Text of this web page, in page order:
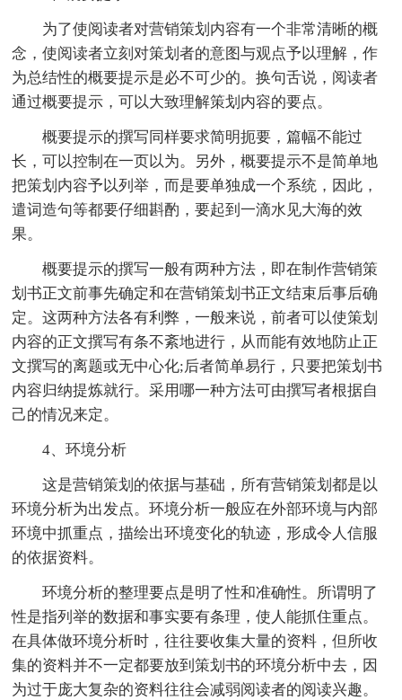
为了使阅读者对营销策划内容有一个非常清晰的概
念，使阅读者立刻对策划者的意图与观点予以理解，作
为总结性的概要提示是必不可少的。换句舌说，阅读者
通过概要提示，可以大致理解策划内容的要点。
概要提示的撰写同样要求简明扼要，篇幅不能过
长，可以控制在一页以为。另外，概要提示不是简单地
把策划内容予以列举，而是要单独成一个系统，因此，
遣词造句等都要仔细斟酌，要起到一滴水见大海的效
果。
概要提示的撰写一般有两种方法，即在制作营销策
划书正文前事先确定和在营销策划书正文结束后事后确
定。这两种方法各有利弊，一般来说，前者可以使策划
内容的正文撰写有条不紊地进行，从而能有效地防止正
文撰写的离题或无中心化;后者简单易行，只要把策划书
内容归纳提炼就行。采用哪一种方法可由撰写者根据自
己的情况来定。
4、环境分析
这是营销策划的依据与基础，所有营销策划都是以
环境分析为出发点。环境分析一般应在外部环境与内部
环境中抓重点，描绘出环境变化的轨迹，形成令人信服
的依据资料。
环境分析的整理要点是明了性和准确性。所谓明了
性是指列举的数据和事实要有条理，使人能抓住重点。
在具体做环境分析时，往往要收集大量的资料，但所收
集的资料并不一定都要放到策划书的环境分析中去，因
为过于庞大复杂的资料往往会减弱阅读者的阅读兴趣。